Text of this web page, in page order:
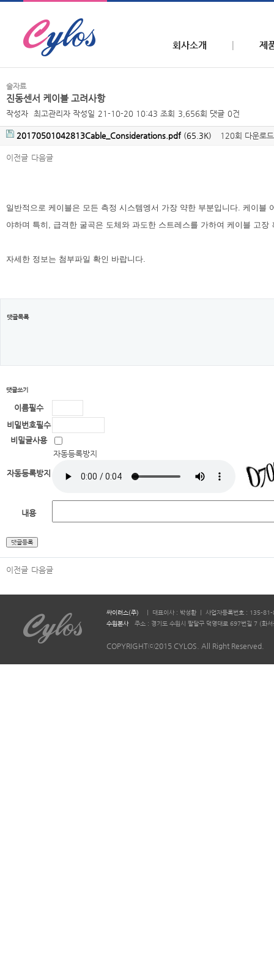
회사소개 제
술자료
진동센서 케이블 고려사항
작성자 최고관리자 작성일 21-10-20 10:43 조회 3,656회 댓글 0건
20170501042813Cable_Considerations.pdf (65.3K) 120회 다운로드
이전글 다음글
일반적으로 케이블은 모든 측정 시스템엥서 가장 약한 부분입니다. 케이
야하며 특히, 급격한 굴곡은 도체와 과도한 스트레스를 가하여 케이블 고
자세한 정보는 첨부파일 확인 바랍니다.
댓글목록
댓글쓰기
이름필수
비밀번호필수
비밀글사용
자동등록방지
자동등록방지
내용
이전글 다음글
싸이러스(주)
ㅣ 대표이사 : 박성환 ㅣ 사업자등록번호 : 135-
수원본사
주소 : 경기도 수원시 팔달구 덕영대로 697번길 7 (
COPYRIGHTⓒ2015 CYLOS. All Right Reserved.